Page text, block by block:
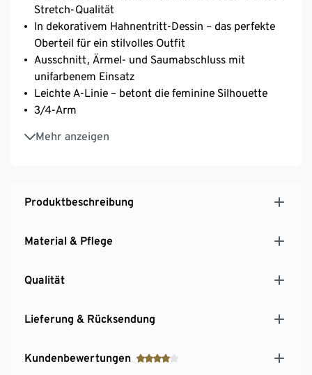
Stretch-Qualität
In dekorativem Hahnentritt-Dessin – das perfekte
Oberteil für ein stilvolles Outfit
Ausschnitt, Ärmel- und Saumabschluss mit
unifarbenem Einsatz
Leichte A-Linie – betont die feminine Silhouette
3/4-Arm
Mehr anzeigen
Leichter U-Boot-Ausschnitt
Mit Elasthan: formbeständig, perfekter Sitz, hoher
wie Leggings
Produktbeschreibung
Material & Pflege
Qualität
Lieferung & Rücksendung
Kundenbewertungen